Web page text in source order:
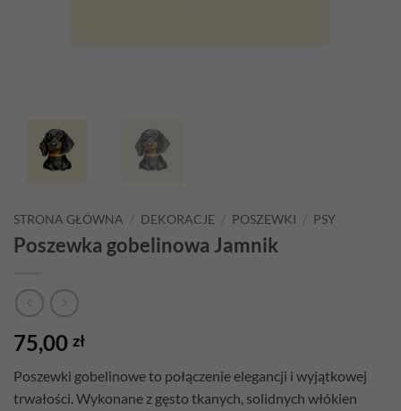
STRONA GŁÓWNA / DEKORACJE / POSZEWKI / PSY
Poszewka gobelinowa Jamnik
75,00 zł
Poszewki gobelinowe to połączenie elegancji i wyjątkowej
trwałości. Wykonane z gęsto tkanych, solidnych włókien